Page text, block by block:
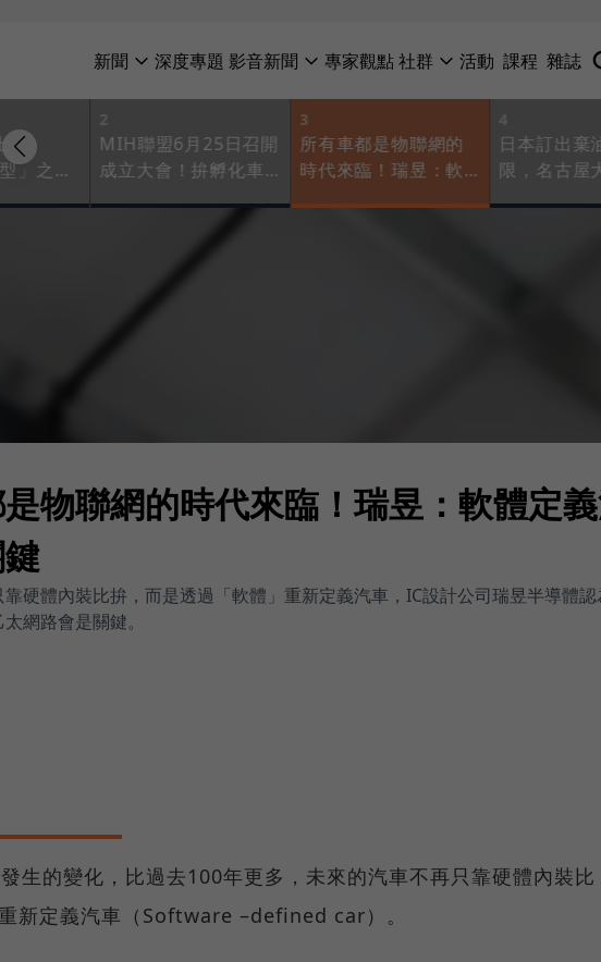
新聞 深度專題 影音新聞 專家觀點社群 活動 課程 雜誌
」之
2
MIH聯盟6月25日召開
成立大會！拚孵化車
3
所有車都是物聯網的
時代來臨！瑞昱：軟
4
日本訂出棄
限，名古屋
物聯網的時代來臨！瑞昱：軟體定
硬體內裝比拚，而是透過「軟體」重新定義汽車，IC設計公司瑞昱半導體
網路會是關鍵。
生的變化，比過去100年更多，未來的汽車不再只靠硬體內裝比
新定義汽車（Software –defined car）。